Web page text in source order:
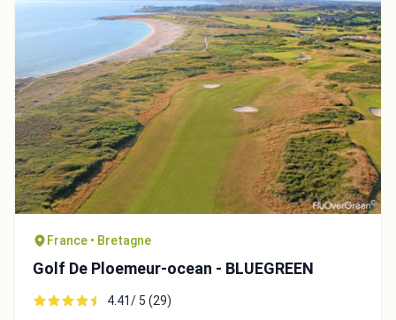
France • Bretagne
Golf De Ploemeur-ocean - BLUEGREEN
4.41/ 5 (29)